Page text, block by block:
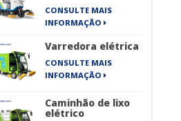
CONSULTE MAIS
INFORMAÇÃO
Varredora elétrica
CONSULTE MAIS
INFORMAÇÃO
Caminhão de lixo
elétrico